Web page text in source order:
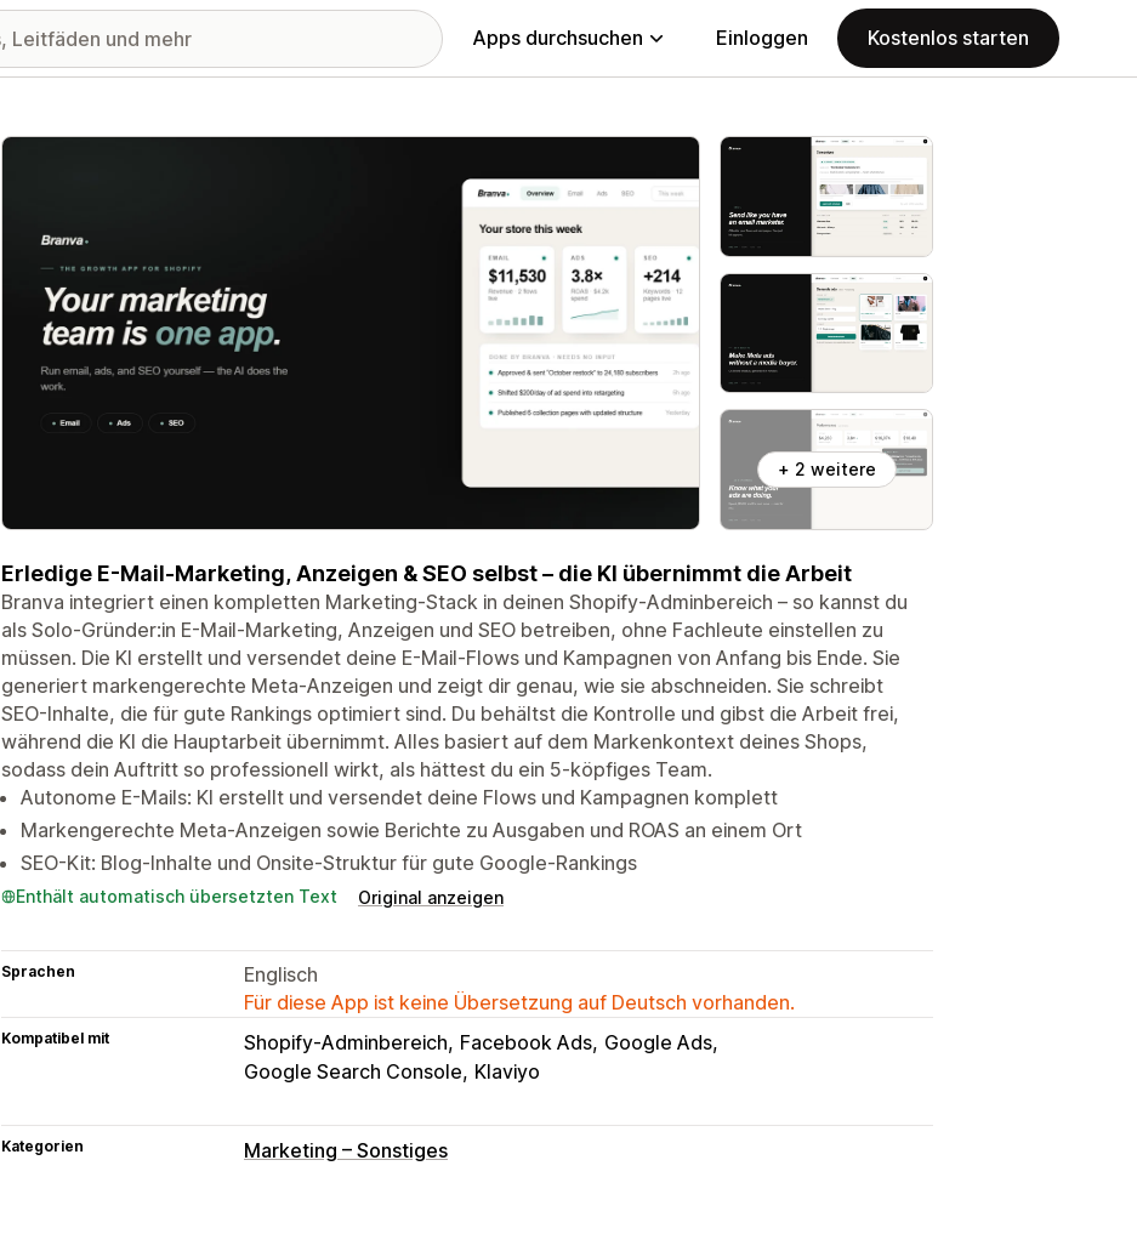
Apps durchsuchen Einloggen Kostenlos starten
Vorgestellte Bildergalerie
+ 2 weitere
Erledige E-Mail-Marketing, Anzeigen & SEO selbst – die KI übernimmt die Arbeit
Branva integriert einen kompletten Marketing-Stack in deinen Shopify-Adminbereich – so kannst du
als Solo-Gründer:in E-Mail-Marketing, Anzeigen und SEO betreiben, ohne Fachleute einstellen zu
müssen. Die KI erstellt und versendet deine E-Mail-Flows und Kampagnen von Anfang bis Ende. Sie
generiert markengerechte Meta-Anzeigen und zeigt dir genau, wie sie abschneiden. Sie schreibt
SEO-Inhalte, die für gute Rankings optimiert sind. Du behältst die Kontrolle und gibst die Arbeit frei,
während die KI die Hauptarbeit übernimmt. Alles basiert auf dem Markenkontext deines Shops,
sodass dein Auftritt so professionell wirkt, als hättest du ein 5-köpfiges Team.
Autonome E-Mails: KI erstellt und versendet deine Flows und Kampagnen komplett
Markengerechte Meta-Anzeigen sowie Berichte zu Ausgaben und ROAS an einem Ort
SEO-Kit: Blog-Inhalte und Onsite-Struktur für gute Google-Rankings
Enthält automatisch übersetzten Text Original anzeigen
Sprachen
Englisch
Für diese App ist keine Übersetzung auf Deutsch vorhanden.
Kompatibel mit Shopify-Adminbereich Facebook Ads Google Ads
Google Search Console Klaviyo
Kategorien Marketing – Sonstiges